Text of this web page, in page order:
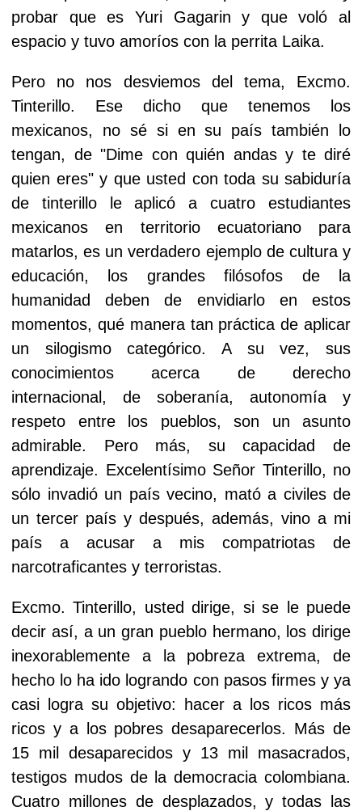
probar que es Yuri Gagarin y que voló al
espacio y tuvo amoríos con la perrita Laika.
Pero no nos desviemos del tema, Excmo.
Tinterillo. Ese dicho que tenemos los
mexicanos, no sé si en su país también lo
tengan, de "Dime con quién andas y te diré
quien eres" y que usted con toda su sabiduría
de tinterillo le aplicó a cuatro estudiantes
mexicanos en territorio ecuatoriano para
matarlos, es un verdadero ejemplo de cultura y
educación, los grandes filósofos de la
humanidad deben de envidiarlo en estos
momentos, qué manera tan práctica de aplicar
un silogismo categórico. A su vez, sus
conocimientos acerca de derecho
internacional, de soberanía, autonomía y
respeto entre los pueblos, son un asunto
admirable. Pero más, su capacidad de
aprendizaje. Excelentísimo Señor Tinterillo, no
sólo invadió un país vecino, mató a civiles de
un tercer país y después, además, vino a mi
país a acusar a mis compatriotas de
narcotraficantes y terroristas.
Excmo. Tinterillo, usted dirige, si se le puede
decir así, a un gran pueblo hermano, los dirige
inexorablemente a la pobreza extrema, de
hecho lo ha ido logrando con pasos firmes y ya
casi logra su objetivo: hacer a los ricos más
ricos y a los pobres desaparecerlos. Más de
15 mil desaparecidos y 13 mil masacrados,
testigos mudos de la democracia colombiana.
Cuatro millones de desplazados, y todas las